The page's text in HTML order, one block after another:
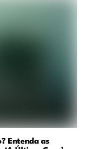
Entenda as